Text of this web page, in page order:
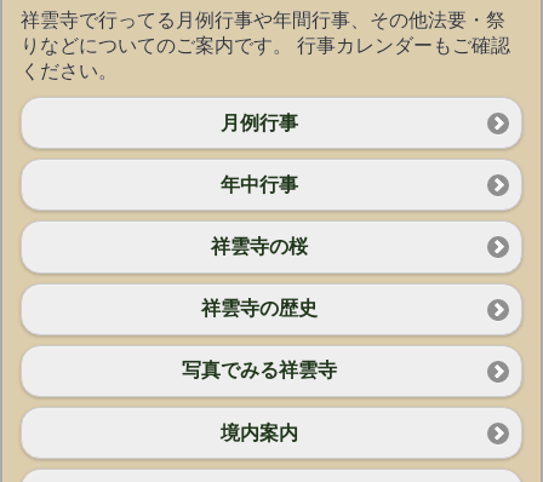
祥雲寺で行ってる月例行事や年間行事、その他法要・祭
りなどについてのご案内です。 行事カレンダーもご確認
ください。
月例行事
年中行事
祥雲寺の桜
祥雲寺の歴史
写真でみる祥雲寺
境内案内